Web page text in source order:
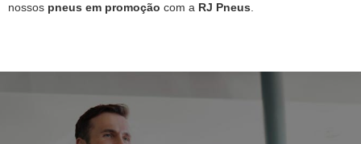
nossos pneus em promoção com a RJ Pneus